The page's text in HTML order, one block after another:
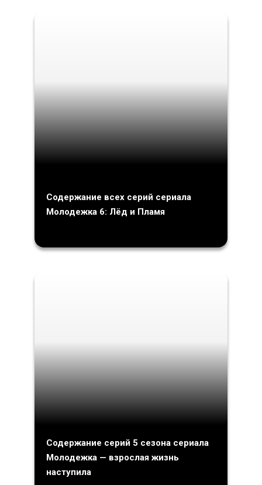
Содержание всех серий сериала
Молодежка 6: Лёд и Пламя
Содержание серий 5 сезона сериала
Молодежка — взрослая жизнь
наступила